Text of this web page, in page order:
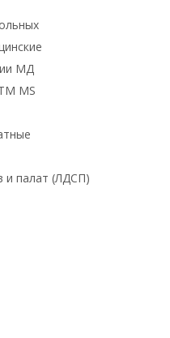
МД
MS
и палат (ЛДСП)